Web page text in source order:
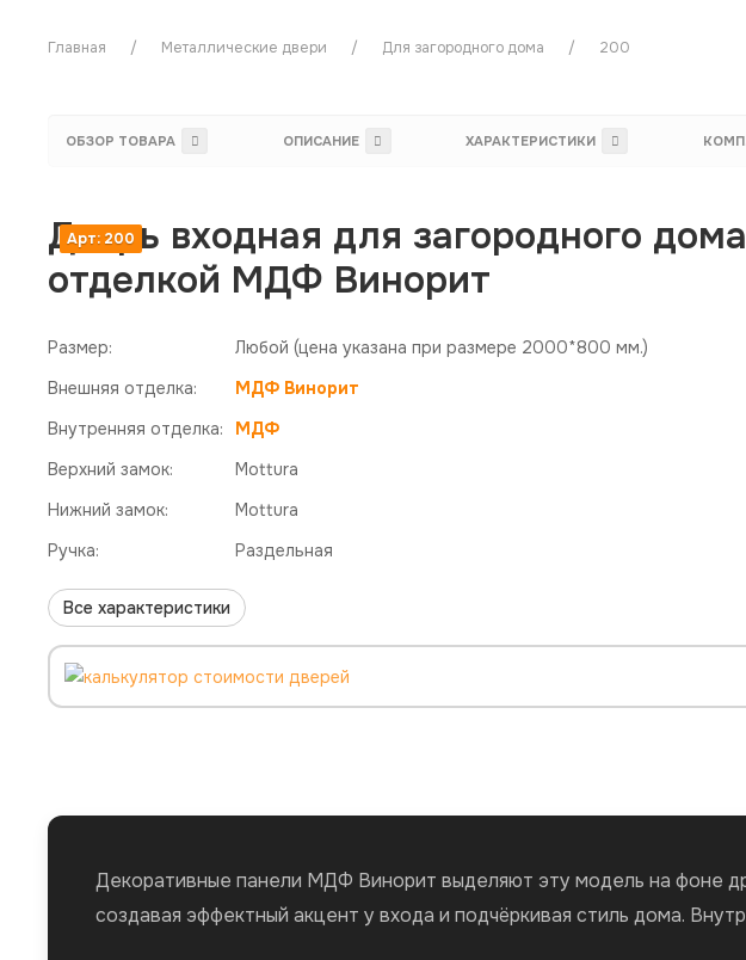
Главная Металлические двери Для загородного дома 200
ОБЗОР ТОВАРА ОПИСАНИЕ ХАРАКТЕРИСТИКИ
Арт: 200
Дверь входная для загородного
отделкой МДФ Винорит
Размер: Любой (цена указана при размере 2000*800 мм.)
Внешняя отделка:
МДФ Винорит
Внутренняя отделка:
МДФ
Верхний замок:
Mottura
Нижний замок:
Mottura
Ручка:
Раздельная
Все характеристики
Декоративные панели МДФ Винорит выделяют эту модель на фоне
создавая эффектный акцент у входа и подчёркивая стиль дома.